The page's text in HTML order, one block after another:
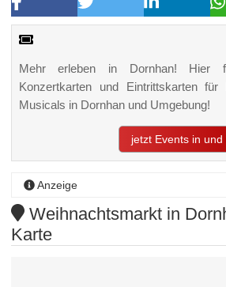
Mehr erleben in Dornhan! Hier
Konzertkarten und Eintrittskarten
Musicals in Dornhan und Umgebung!
jetzt Events in
Anzeige
Weihnachtsmarkt in
Karte